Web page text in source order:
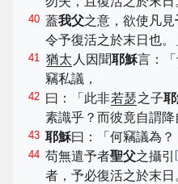
40 蓋我父之意，欲使凡見
令予復活之於末日也。
41 猶太 人因聞耶穌言：
竊私議，
42 曰：「此非若瑟之子
素識乎？而彼竟自謂降
43 耶穌曰：「何竊議為？
44 苟無遣予者聖父之攝引 [
者，予必復活之於末日